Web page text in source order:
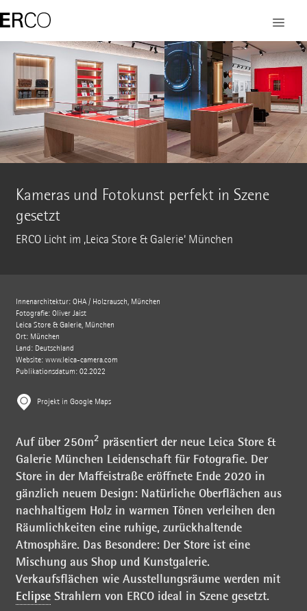
Kameras und Fotokunst perfekt in Szene
gesetzt
ERCO Licht im ‚Leica Store & Galerie‘ München
Innenarchitektur: OHA / Holzrausch, München
Fotografie: Oliver Jaist
Leica Store & Galerie, München
Ort: München
Land: Deutschland
Website: www.leica-camera.com
Publikationsdatum: 02.2022
Projekt in Google Maps
Auf über 250m2 präsentiert der neue Leica Store &
Galerie München Leidenschaft für Fotografie. Der
Store in der Maffeistraße eröffnete Ende 2020 in
gänzlich neuem Design: Natürliche Oberflächen aus
nachhaltigem Holz in warmen Tönen verleihen den
Räumlichkeiten eine ruhige, zurückhaltende
Atmosphäre. Das Besondere: Der Store ist eine
Mischung aus Shop und Kunstgalerie.
Verkaufsflächen wie Ausstellungsräume werden mit
EclipseStrahlern von ERCO ideal in Szene gesetzt.